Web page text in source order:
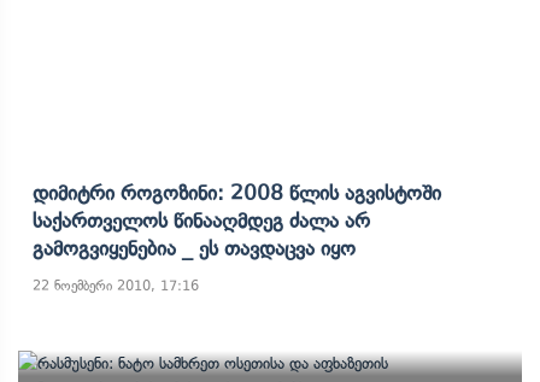
Დიმიტრი Როგოზინი: 2008 Წლის Აგვისტოში
Საქართველოს Წინააღმდეგ Ძალა Არ
Გამოგვიყენებია _ Ეს Თავდაცვა Იყო
22 ნოემბერი 2010, 17:16